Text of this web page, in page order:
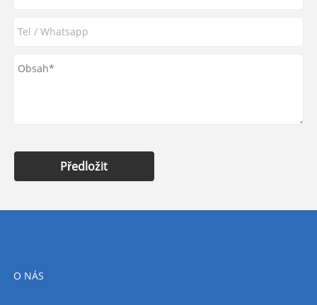
Předložit
O NÁS